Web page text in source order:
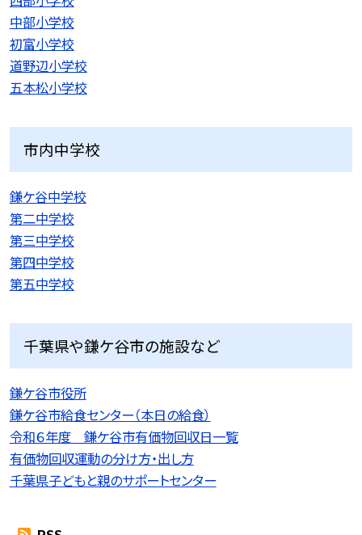
中部小学校
初富小学校
道野辺小学校
五本松小学校
市内中学校
鎌ケ谷中学校
第二中学校
第三中学校
第四中学校
第五中学校
千葉県や鎌ケ谷市の施設など
鎌ケ谷市役所
鎌ケ谷市給食センター（本日の給食）
令和６年度 鎌ケ谷市有価物回収日一覧
有価物回収運動の分け方・出し方
千葉県子どもと親のサポートセンター